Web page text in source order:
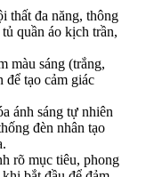
thất đa năng, thông
quần áo kịch trần,
màu sáng (trắng,
để tạo cảm giác
ánh sáng tự nhiên
đèn nhân tạo
rõ mục tiêu, phong